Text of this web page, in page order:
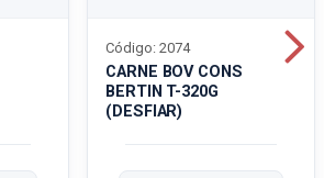
CARNE BOV CONS
BERTIN T-320G
(DESFIAR)
Código: 2074